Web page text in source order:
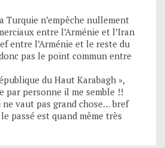
Turquie n’empêche nullement
entre l’Arménie et l’Iran
entre l’Arménie et le reste du
pas le point commun entre
du Haut Karabagh »,
par personne il me semble !!
vaut pas grand chose… bref
passé est quand même très